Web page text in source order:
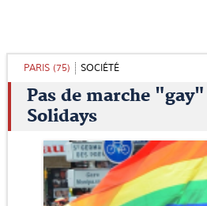
PARIS (75) SOCIÉTÉ
Pas de marche
Solidays